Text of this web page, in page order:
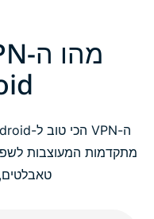
מתקדמות המעוצבות